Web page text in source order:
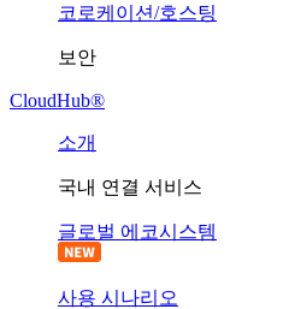
코로케이션/호스팅
보안
CloudHub®
소개
국내 연결 서비스
글로벌 에코시스템
사용 시나리오